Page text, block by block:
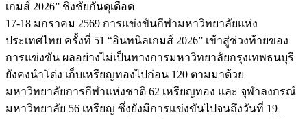
เกมส์ 2026” ชิงชัยกันดุเดือด
17-18 มกราคม 2569 การแข่งขันกีฬามหาวิทยาลัยแห่ง
ประเทศไทย ครั้งที่ 51 “อินทนิลเกมส์ 2026” เข้าสู่ช่วงท้ายของ
การแข่งขัน ผลอย่างไม่เป็นทางการมหาวิทยาลัยกรุงเทพธนบุรี
ยังคงนำโด่ง เก็บเหรียญทองไปก่อน 120 ตามมาด้วย
มหาวิทยาลัยการกีฬาแห่งชาติ 62 เหรียญทอง และ จุฬาลงกรณ์
มหาวิทยาลัย 56 เหรียญ ซึ่งยังมีการแข่งขันไปจนถึงวันที่ 19